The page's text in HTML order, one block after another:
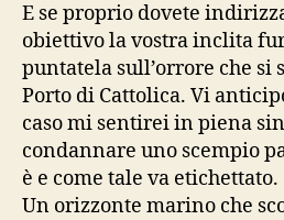
E se proprio dovete
obiettivo la vostra inclita
puntatela sull’orrore che si
Porto di Cattolica. Vi
caso mi sentirei in piena
condannare uno scempio
è e come tale va etichettato.
Un orizzonte marino che